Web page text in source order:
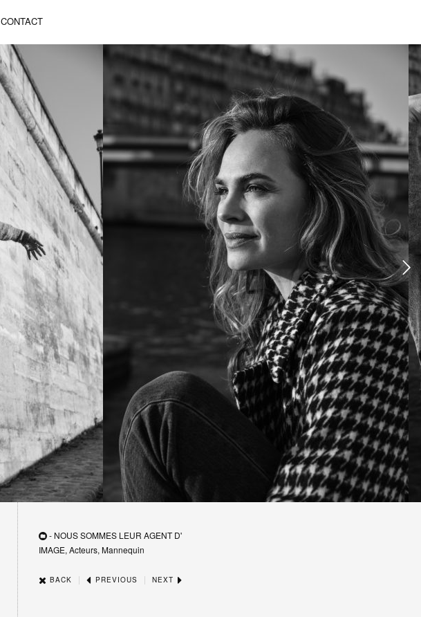
CONTACT
- NOUS SOMMES LEUR AGENT D'
IMAGE, Acteurs, Mannequin
BACK | PREVIOUS | NEXT